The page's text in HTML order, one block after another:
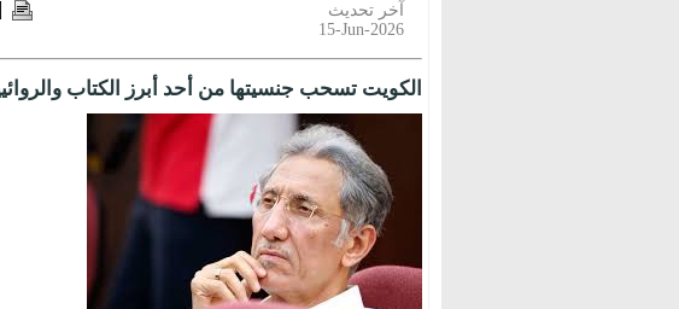
آخر تحديث
15-Jun-2026
الكويت تسحب جنسيتها من أحد أبرز الكتاب